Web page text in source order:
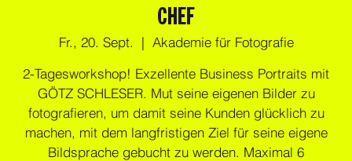
CHEF
Fr., 20. Sept.
  |
Akademie für Fotografie
2-Tagesworkshop! Exzellente Business Portraits mit
GÖTZ SCHLESER. Mut seine eigenen Bilder zu
fotografieren, um damit seine Kunden glücklich zu
machen, mit dem langfristigen Ziel für seine eigene
Bildsprache gebucht zu werden. Maximal 6